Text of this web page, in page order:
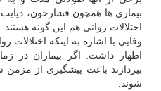
بیماری ها همچون فشارخون،
اختلالات روانی هم این گونه هستند.
وفایی با اشاره به اینكه اختلالات
اظهار داشت: اگر بیماران در
بپردازند باعث پیشگیری از
شوند.